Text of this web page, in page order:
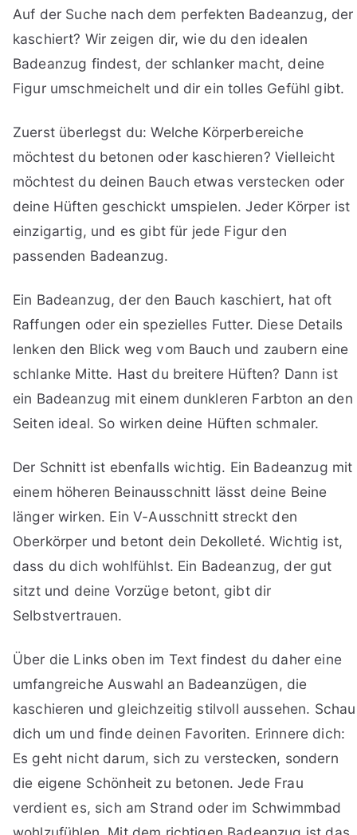
Auf der Suche nach dem perfekten Badeanzug, der
kaschiert? Wir zeigen dir, wie du den idealen
Badeanzug findest, der schlanker macht, deine
Figur umschmeichelt und dir ein tolles Gefühl gibt.
Zuerst überlegst du: Welche Körperbereiche
möchtest du betonen oder kaschieren? Vielleicht
möchtest du deinen Bauch etwas verstecken oder
deine Hüften geschickt umspielen. Jeder Körper ist
einzigartig, und es gibt für jede Figur den
passenden Badeanzug.
Ein Badeanzug, der den Bauch kaschiert, hat oft
Raffungen oder ein spezielles Futter. Diese Details
lenken den Blick weg vom Bauch und zaubern eine
schlanke Mitte. Hast du breitere Hüften? Dann ist
ein Badeanzug mit einem dunkleren Farbton an den
Seiten ideal. So wirken deine Hüften schmaler.
Der Schnitt ist ebenfalls wichtig. Ein Badeanzug mit
einem höheren Beinausschnitt lässt deine Beine
länger wirken. Ein V-Ausschnitt streckt den
Oberkörper und betont dein Dekolleté. Wichtig ist,
dass du dich wohlfühlst. Ein Badeanzug, der gut
sitzt und deine Vorzüge betont, gibt dir
Selbstvertrauen.
Über die Links oben im Text findest du daher eine
umfangreiche Auswahl an Badeanzügen, die
kaschieren und gleichzeitig stilvoll aussehen. Schau
dich um und finde deinen Favoriten. Erinnere dich:
Es geht nicht darum, sich zu verstecken, sondern
die eigene Schönheit zu betonen. Jede Frau
verdient es, sich am Strand oder im Schwimmbad